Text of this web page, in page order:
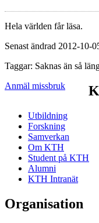
Hela världen får läsa.
Senast ändrad 2012-10-
Taggar: Saknas än så
Anmäl missbruk
Utbildning
Forskning
Samverkan
Om KTH
Student på KTH
Alumni
KTH Intranät
Organisation